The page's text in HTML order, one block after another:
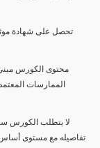
تحصل على شهادة
محتوى الكورس
الممارسات
لا يتطلب الكورس
تفاصيله مع مستوى أساس